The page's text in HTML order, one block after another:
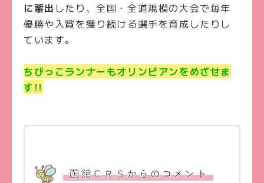
に輩出 したり、全国・全道規模の大会で毎年
優勝や入賞を獲り続ける選手を育成したりし
ています。
ちびっこランナーもオリンピアンをめざせま
す!!
函館ＣＲＳからのコメント